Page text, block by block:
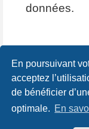
En poursuivant
acceptez
de bénéficier
optimale. En
données.